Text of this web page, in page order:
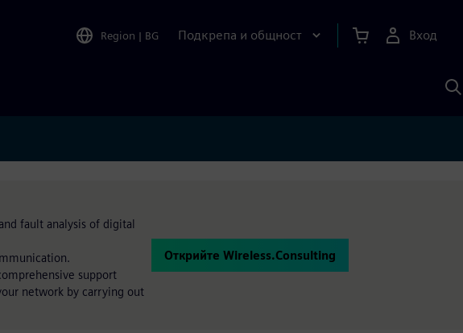
Region | BG Подкрепа и общност Вход
с
fault analysis of digital
support
network by carrying out
Открийте Wireless.Consulting